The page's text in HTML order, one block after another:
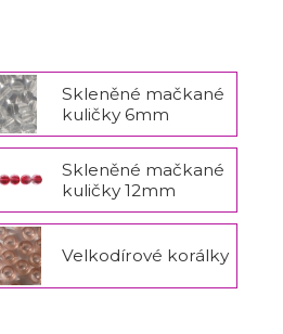
Skleněné mačkané
kuličky 6mm
Skleněné mačkané
kuličky 12mm
Velkodírové korálky